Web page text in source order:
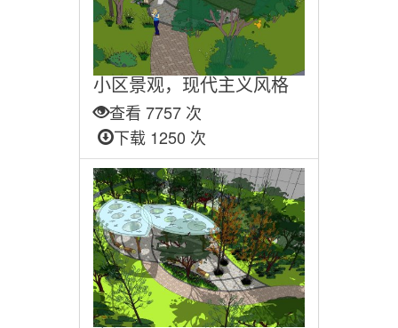
小区景观，现代主义风格
查看 7757 次
下载 1250 次